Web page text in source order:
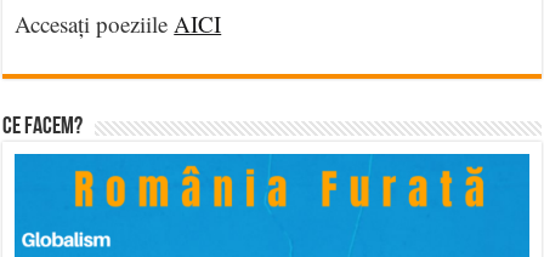
Accesați poeziileAICI
Ce facem?